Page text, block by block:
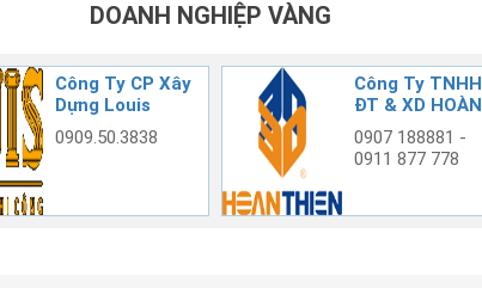
DOANH NGHIỆP VÀNG
Công Ty CP Xây
Dựng Louis
0909.50.3838
Công Ty TNHH
ĐT & XD HOÀN
THIỆN
0907 188881 -
0911 877 778